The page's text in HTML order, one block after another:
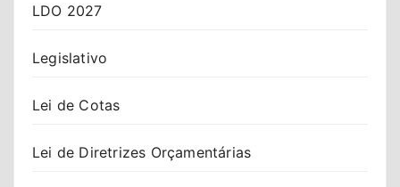
LDO 2027
Legislativo
Lei de Cotas
Lei de Diretrizes Orçamentárias